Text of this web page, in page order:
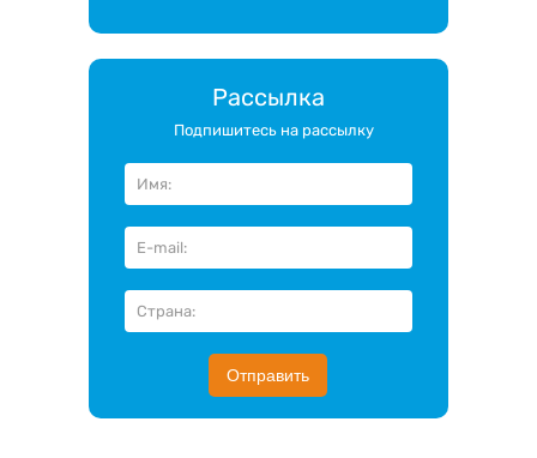
Рассылка
Подпишитесь на рассылку
Отправить